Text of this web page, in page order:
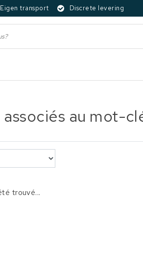
Eigen transport Discrete levering
au mot-
trouvé...